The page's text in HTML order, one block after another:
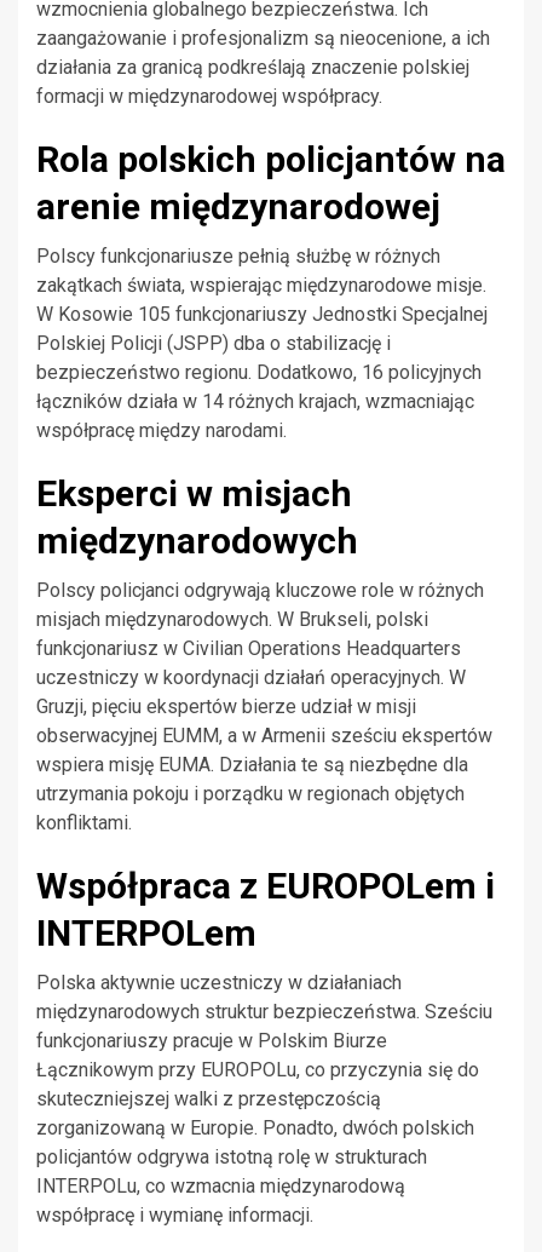
wzmocnienia globalnego bezpieczeństwa. Ich
zaangażowanie i profesjonalizm są nieocenione, a ich
działania za granicą podkreślają znaczenie polskiej
formacji w międzynarodowej współpracy.
Rola polskich policjantów na
arenie międzynarodowej
Polscy funkcjonariusze pełnią służbę w różnych
zakątkach świata, wspierając międzynarodowe misje.
W Kosowie 105 funkcjonariuszy Jednostki Specjalnej
Polskiej Policji (JSPP) dba o stabilizację i
bezpieczeństwo regionu. Dodatkowo, 16 policyjnych
łączników działa w 14 różnych krajach, wzmacniając
współpracę między narodami.
Eksperci w misjach
międzynarodowych
Polscy policjanci odgrywają kluczowe role w różnych
misjach międzynarodowych. W Brukseli, polski
funkcjonariusz w Civilian Operations Headquarters
uczestniczy w koordynacji działań operacyjnych. W
Gruzji, pięciu ekspertów bierze udział w misji
obserwacyjnej EUMM, a w Armenii sześciu ekspertów
wspiera misję EUMA. Działania te są niezbędne dla
utrzymania pokoju i porządku w regionach objętych
konfliktami.
Współpraca z EUROPOLem i
INTERPOLem
Polska aktywnie uczestniczy w działaniach
międzynarodowych struktur bezpieczeństwa. Sześciu
funkcjonariuszy pracuje w Polskim Biurze
Łącznikowym przy EUROPOLu, co przyczynia się do
skuteczniejszej walki z przestępczością
zorganizowaną w Europie. Ponadto, dwóch polskich
policjantów odgrywa istotną rolę w strukturach
INTERPOLu, co wzmacnia międzynarodową
współpracę i wymianę informacji.